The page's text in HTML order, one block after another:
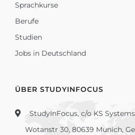
Sprachkurse
Berufe
Studien
Jobs in Deutschland
ÜBER STUDYINFOCUS
StudyInFocus, c/o KS
Wotanstr 30, 80639 Munich,